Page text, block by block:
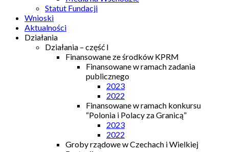
Statut Fundacji
Wnioski
Aktualności
Działania
Działania – część I
Finansowane ze środków KPRM
Finansowane w ramach zadania
publicznego
2023
2022
Finansowane w ramach konkursu
“Polonia i Polacy za Granicą”
2023
2022
Groby rządowe w Czechach i Wielkiej